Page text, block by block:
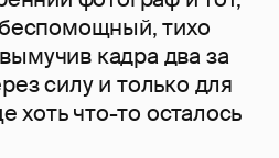
тихо
кадра два за
силу и только для
хоть что-то осталось